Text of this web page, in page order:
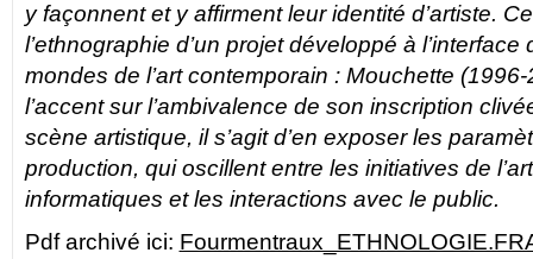
y façonnent et y affirment leur identité d’artiste.
l’ethnographie d’un projet développé à l’interface
mondes de l’art contemporain : Mouchette (1996-
l’accent sur l’ambivalence de son inscription
scène artistique, il s’agit d’en exposer les
production, qui oscillent entre les initiatives de
informatiques et les interactions avec le public.
Pdf archivé ici: